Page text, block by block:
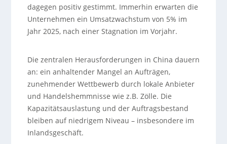
dagegen positiv gestimmt. Immerhin erwarten die
Unternehmen ein Umsatzwachstum von 5% im
Jahr 2025, nach einer Stagnation im Vorjahr.
Die zentralen Herausforderungen in China dauern
an: ein anhaltender Mangel an Aufträgen,
zunehmender Wettbewerb durch lokale Anbieter
und Handelshemmnisse wie z.B. Zölle. Die
Kapazitätsauslastung und der Auftragsbestand
bleiben auf niedrigem Niveau – insbesondere im
Inlandsgeschäft.